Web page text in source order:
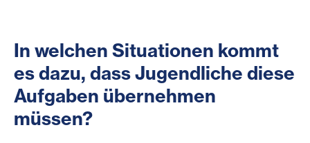
In welchen Situationen kommt
es dazu, dass Jugendliche diese
Aufgaben übernehmen
müssen?